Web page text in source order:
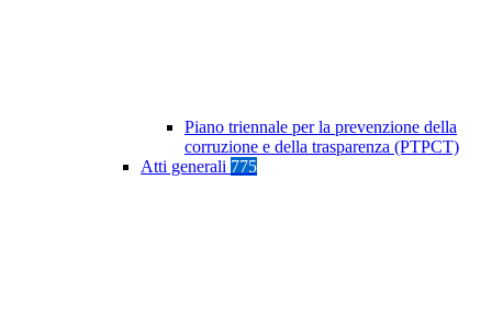
Piano triennale per la prevenzione della
corruzione e della trasparenza (PTPCT)
Atti generali 775